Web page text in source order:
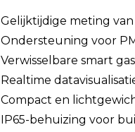
Gelijktijdige meting
Ondersteuning voor
Verwisselbare smart
Realtime
Compact en
IP65-behuizing voor